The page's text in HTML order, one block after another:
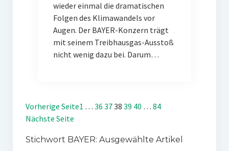
wieder einmal die dramatischen
Folgen des Klimawandels vor
Augen. Der BAYER-Konzern trägt
mit seinem Treibhausgas-Ausstoß
nicht wenig dazu bei. Darum…
Vorherige Seite1 … 36 3738 39 40 … 84
Nächste Seite
Stichwort BAYER: Ausgewählte Artikel